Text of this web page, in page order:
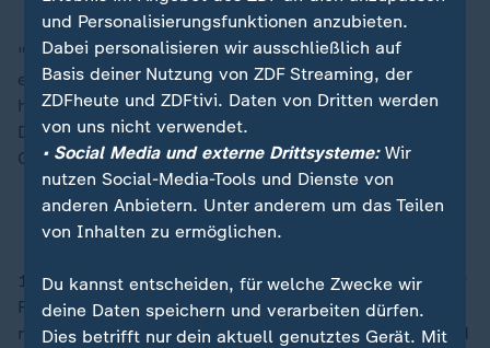
"Wir werden Europa und dem UEFA-Exekutivkomitee
eine hervorragende Bewerbung präsentieren und
hoffen, damit den Zuschlag für Deutschland im
Dezember 2025 zu erhalten", sagte DFB-
Generalsekretärin Heike Ullrich.
DFB bewirbt sich um Frauen-EM 2029
1989 und 2001 fanden die Europameisterschaften der
Frauen bereits in Deutschland statt. Diesmal gibt es
mehrere Widersacher für den DFB. Auch Dänemark und
und Personalisierungsfunktionen anzubieten.
Dabei personalisieren wir ausschließlich auf
Basis deiner Nutzung von ZDF Streaming, der
ZDFheute und ZDFtivi. Daten von Dritten werden
von uns nicht verwendet.
• Social Media und externe Drittsysteme:Wir
nutzen Social-Media-Tools und Dienste von
anderen Anbietern. Unter anderem um das Teilen
von Inhalten zu ermöglichen.
Du kannst entscheiden, für welche Zwecke wir
deine Daten speichern und verarbeiten dürfen.
Dies betrifft nur dein aktuell genutztes Gerät. Mit